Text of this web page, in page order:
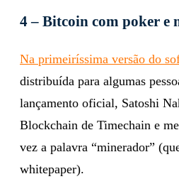
4 – Bitcoin com poker e
Na primeiríssima versão do
distribuída para algumas
lançamento oficial, Satoshi
Blockchain de Timechain e
vez a palavra “minerador”
whitepaper).